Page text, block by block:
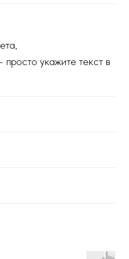
укажите текст в